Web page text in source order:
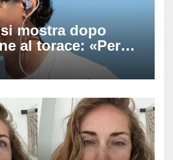
mostra dopo
al torace: «Per
in trappola», il
difficile percorso